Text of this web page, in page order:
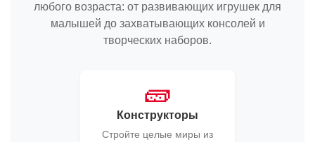
любого возраста: от развивающих игрушек для
малышей до захватывающих консолей и
творческих наборов.
🧱
Конструкторы
Стройте целые миры из